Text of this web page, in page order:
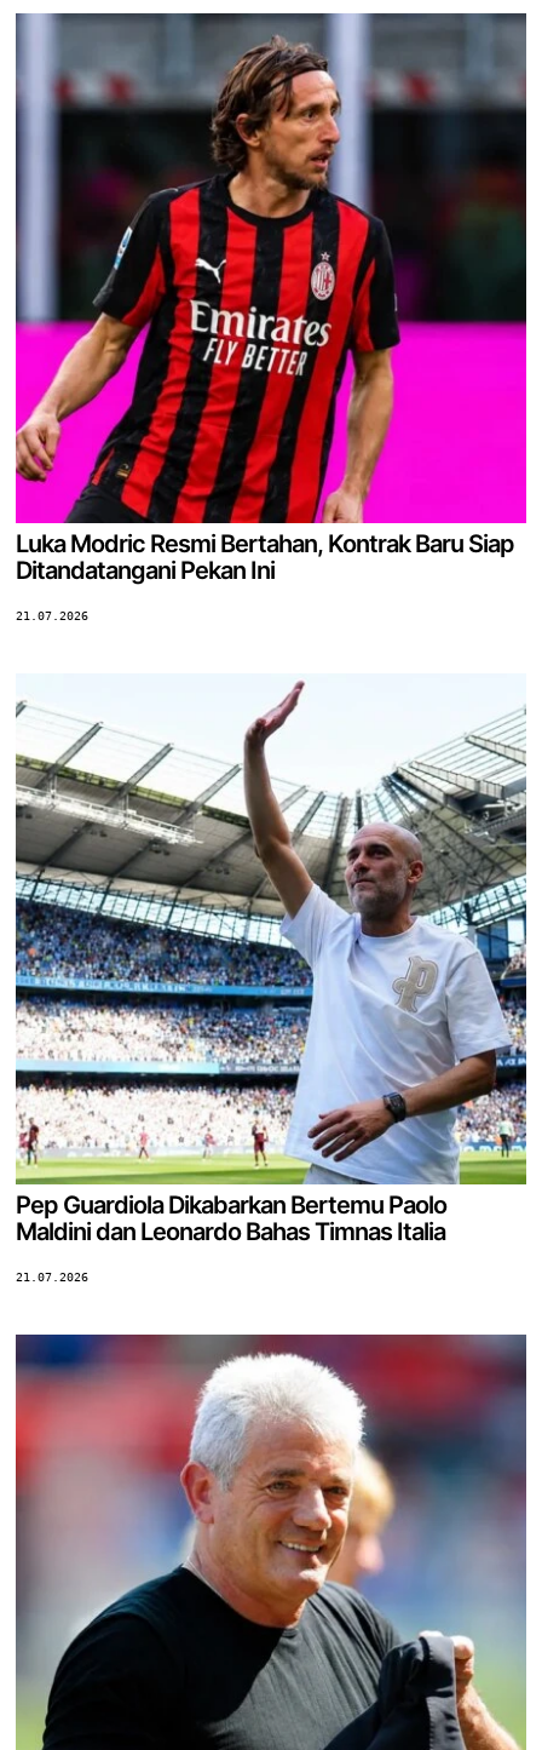
Luka Modric Resmi Bertahan, Kontrak Baru Siap
Ditandatangani Pekan Ini
21.07.2026
Pep Guardiola Dikabarkan Bertemu Paolo
Maldini dan Leonardo Bahas Timnas Italia
21.07.2026